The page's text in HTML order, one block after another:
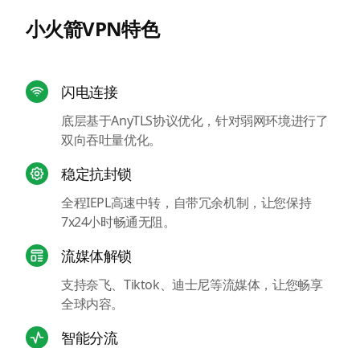
小火箭VPN特色
闪电连接
底层基于AnyTLS协议优化，针对弱网环境进行了
双向吞吐量优化。
稳定抗封锁
全程IEPL高速中转，自带冗余机制，让您保持
7x24小时畅通无阻。
流媒体解锁
支持奈飞、Tiktok、迪士尼等流媒体，让您畅享
全球内容。
智能分流